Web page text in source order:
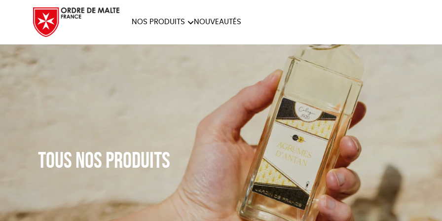
NOS PRODUITS
NOTRE COLLECTION MAISON
LIVRES
NOUVEAUTÉS
Tous nos produits